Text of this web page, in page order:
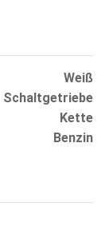
Weiß
Schaltgetriebe
Kette
Benzin